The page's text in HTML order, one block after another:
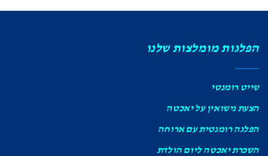
הפלגות מומלצות שלנו
שייט רומנטי
הצעת נישואין על יאכטה
הפלגה רומנטית עם ארוחה
השכרת יאכטה ליום הולדת